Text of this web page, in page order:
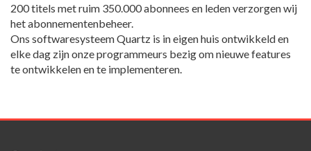
200 titels met ruim 350.000 abonnees en leden verzorgen wij
het abonnementenbeheer.
Ons softwaresysteem Quartz is in eigen huis ontwikkeld en
elke dag zijn onze programmeurs bezig om nieuwe features
te ontwikkelen en te implementeren.